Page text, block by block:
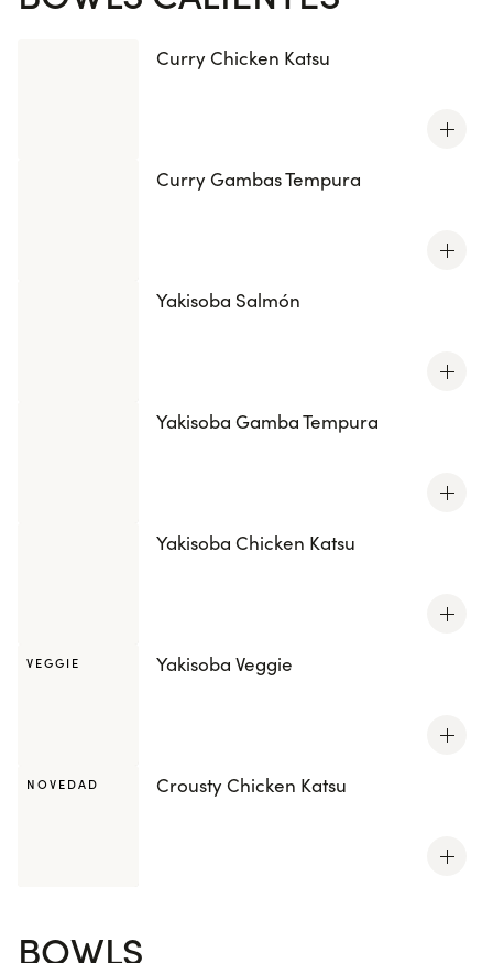
Curry Chicken Katsu
Curry Gambas Tempura
Yakisoba Salmón
Yakisoba Gamba Tempura
Yakisoba Chicken Katsu
VEGGIE Yakisoba Veggie
NOVEDAD Crousty Chicken Katsu
BOWLS